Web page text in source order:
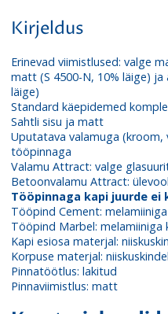
Kirjeldus
Erinevad viimistlused: valge
matt (S 4500-N, 10% läige)
läige)
Standard käepidemed
Sahtli sisu ja matt
Uputatava valamuga (kroom,
tööpinnaga
Valamu Attract: valge
Betoonvalamu Attract:
Tööpinnaga kapi juurde ei
Tööpind Cement:
Tööpind Marbel: melamiiniga
Kapi esiosa materjal:
Korpuse materjal:
Pinnatöötlus: lakitud
Pinnaviimistlus: matt